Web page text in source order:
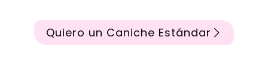
Quiero un Caniche Estándar